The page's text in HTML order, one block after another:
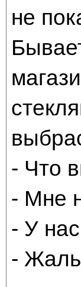
не
- Что
- Мне
- У
-